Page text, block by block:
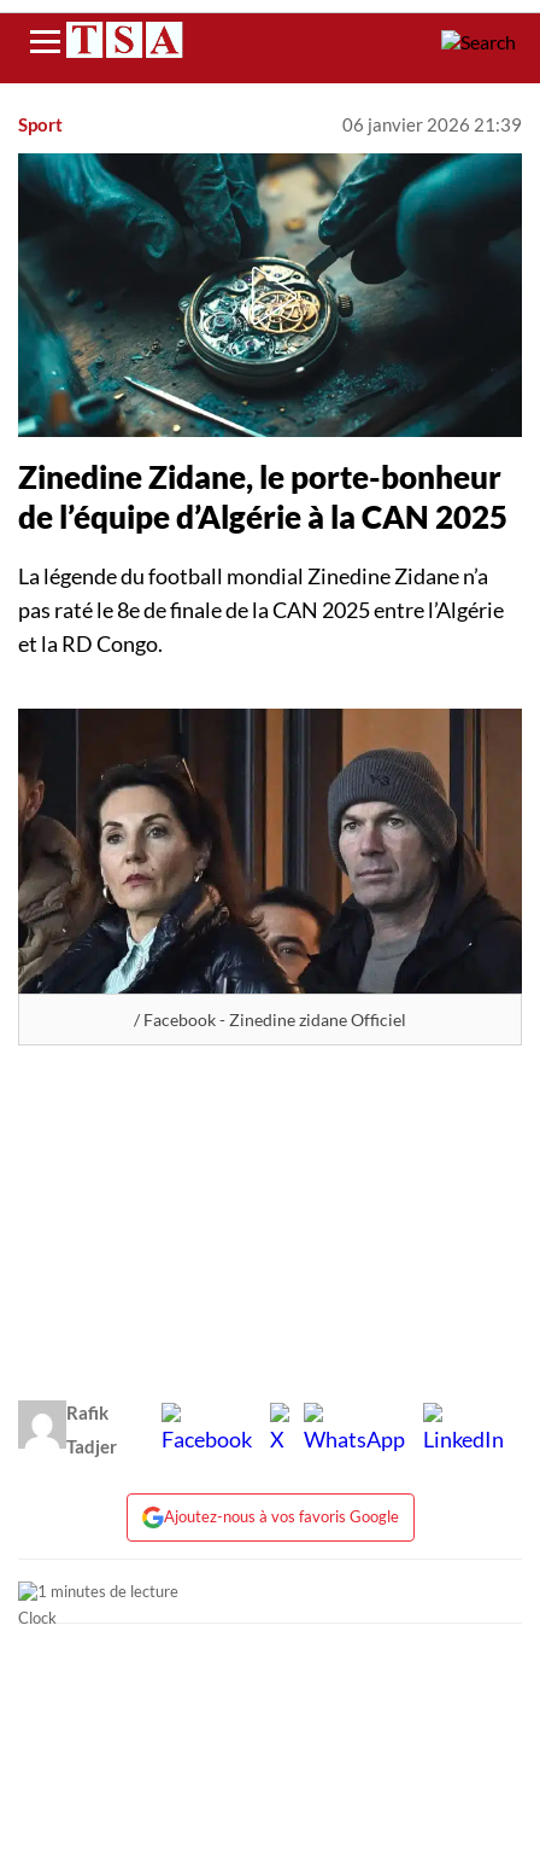
Menu
Sport 06 janvier 2026 21:39
Zinedine Zidane, le porte-bonheur
de l’équipe d’Algérie à la CAN 2025
La légende du football mondial Zinedine Zidane n’a
pas raté le 8e de finale de la CAN 2025 entre l’Algérie
et la RD Congo.
/ Facebook - Zinedine zidane Officiel
Rafik
Tadjer
Ajoutez-nous à vos favoris Google
1 minutes de lecture